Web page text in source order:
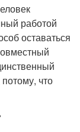
работой
оставаться
что